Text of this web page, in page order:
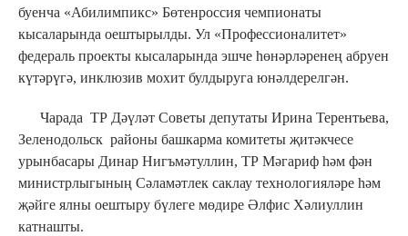
буенча «Абилимпикс» Бөтенроссия чемпионаты
кысаларында оештырылды. Ул «Профессионалитет»
федераль проекты кысаларында эшче һөнәрләренең абруен
күтәрүгә, инклюзив мохит булдыруга юнәлдерелгән.
Чарада ТР Дәүләт Советы депутаты Ирина Терентьева,
Зеленодольск районы башкарма комитеты җитәкчесе
урынбасары Динар Нигъмәтуллин, ТР Мәгариф һәм фән
министрлыгының Сәламәтлек саклау технологияләре һәм
җәйге ялны оештыру бүлеге мөдире Әлфис Хәлиуллин
катнашты.